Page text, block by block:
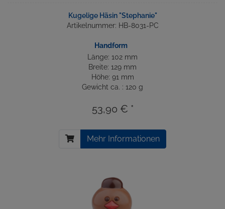
Kugelige Häsin "Stephanie"
Artikelnummer: HB-8031-PC
Handform
Länge: 102 mm
Breite: 129 mm
Höhe: 91 mm
Gewicht ca. : 120 g
53,90 € *
Mehr Informationen